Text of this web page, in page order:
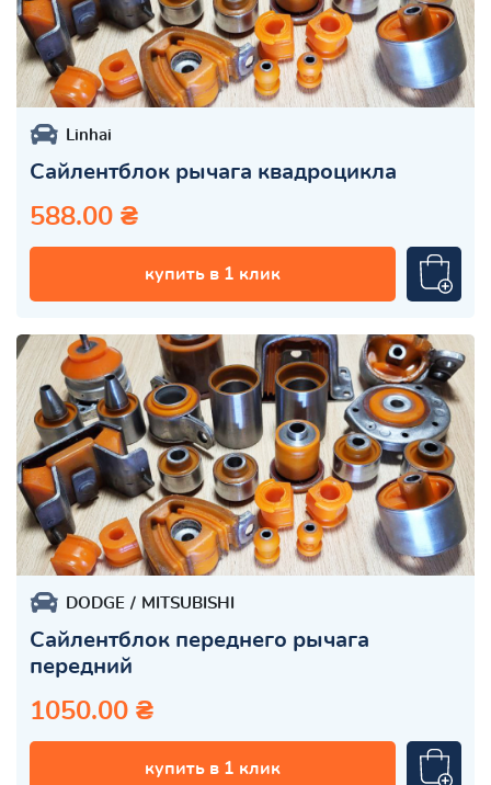
Linhai
Сайлентблок рычага квадроцикла
588.00 ₴
купить в 1 клик
DODGE MITSUBISHI
Сайлентблок переднего рычага
передний
1050.00 ₴
купить в 1 клик